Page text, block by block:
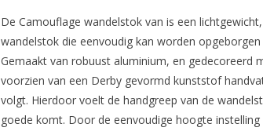
De Camouflage wandelstok van is een
wandelstok die eenvoudig kan worden
Gemaakt van robuust aluminium, en gedecoreerd
voorzien van een Derby gevormd kunststof
volgt. Hierdoor voelt de handgreep van de
goede komt. Door de eenvoudige hoogte